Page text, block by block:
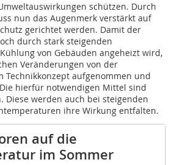
schützen. Durch
nun das Augenmerk verstärkt auf
gerichtet werden. Damit der
durch stark steigenden
von Gebäuden angeheizt wird,
Veränderungen von der
Technikkonzept aufgenommen und
hierfür notwendigen Mittel sind
Diese werden auch bei steigenden
ihre Wirkung entfalten.
auf die
im Sommer